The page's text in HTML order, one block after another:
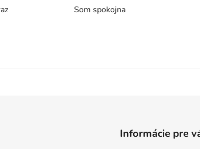
Som spokojna
Informácie pre